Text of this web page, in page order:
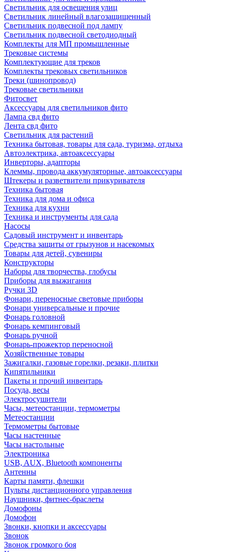
Светильник для освещения улиц
Светильник линейный влагозащищенный
Светильник подвесной под лампу
Светильник подвесной светодиодный
Комплекты для МП промышленные
Трековые системы
Комплектующие для треков
Комплекты трековых светильников
Треки (шинопровод)
Трековые светильники
Фитосвет
Аксессуары для светильников фито
Лампа свд фито
Лента свд фито
Светильник для растений
Техника бытовая, товары для сада, туризма, отдыха
Автоэлектрика, автоаксессуары
Инверторы, адапторы
Клеммы, провода аккумуляторные, автоаксессуары
Штекеры и разветвители прикуривателя
Техника бытовая
Техника для дома и офиса
Техника для кухни
Техника и инструменты для сада
Насосы
Садовый инструмент и инвентарь
Средства защиты от грызунов и насекомых
Товары для детей, сувениры
Конструкторы
Наборы для творчества, глобусы
Приборы для выжигания
Ручки 3D
Фонари, переносные световые приборы
Фонари универсальные и прочие
Фонарь головной
Фонарь кемпинговый
Фонарь ручной
Фонарь-прожектор переносной
Хозяйственные товары
Зажигалки, газовые горелки, резаки, плитки
Кипятильники
Пакеты и прочий инвентарь
Посуда, весы
Электросушители
Часы, метеостанции, термометры
Метеостанции
Термометры бытовые
Часы настенные
Часы настольные
Электроника
USB, AUX, Bluetooth компоненты
Антенны
Карты памяти, флешки
Пульты дистанционного управления
Наушники, фитнес-браслеты
Домофоны
Домофон
Звонки, кнопки и аксессуары
Звонок
Звонок громкого боя